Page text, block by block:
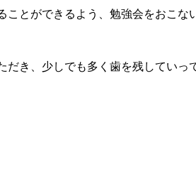
ことができるよう、勉強会をおこな
き、少しでも多く歯を残していっ
手